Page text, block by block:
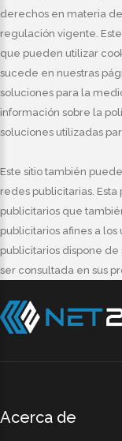
derechos en materia
regulación vigente.
que pueden utilizar
sucede en nuestras
soluciones para la
información sobre la
soluciones utilizadas
Este sitio también
redes publicitarias.
publicitarios que
publicitarios afines a los
publicitarios dispone
ser consultada en sus
Acerca de